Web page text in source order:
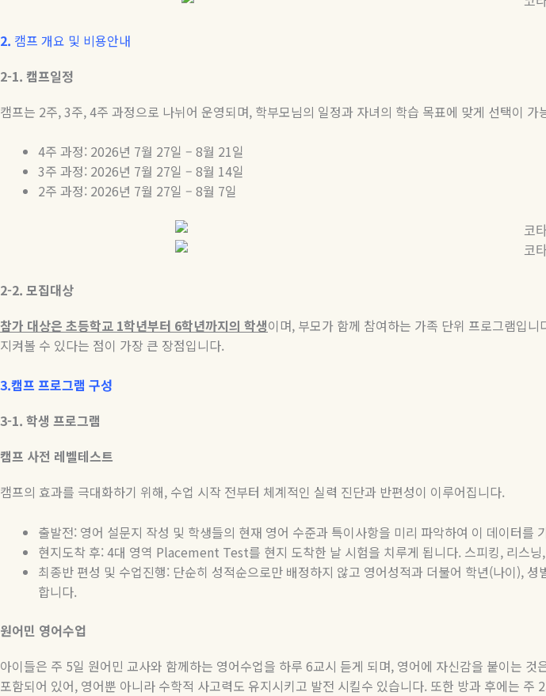
2. 캠프 개요 및 비용안내
2-1. 캠프일정
캠프는 2주, 3주, 4주 과정으로 나뉘어 운영되며, 학부모님의 일정과 자녀의 학습 목표에 맞게 선택이 가
4주 과정: 2026년 7월 27일 – 8월 21일
3주 과정: 2026년 7월 27일 – 8월 14일
2주 과정: 2026년 7월 27일 – 8월 7일
2-2. 모집대상
참가 대상은 초등학교 1학년부터 6학년까지의 학생이며, 부모가 함께 참여하는 가족 단위 프로그램입니
지켜볼 수 있다는 점이 가장 큰 장점입니다.
3.캠프 프로그램 구성
3-1. 학생 프로그램
캠프 사전 레벨테스트
캠프의 효과를 극대화하기 위해, 수업 시작 전부터 체계적인 실력 진단과 반편성이 이루어집니다.
출발전: 영어 설문지 작성 및 학생들의 현재 영어 수준과 특이사항을 미리 파악하여 이 데이터
현지도착 후: 4대 영역 Placement Test를 현지 도착한 날 시험을 치루게 됩니다. 스피킹, 리스닝,
최종반 편성 및 수업진행: 단순히 성적순으로만 배정하지 않고 영어성적과 더불어 학년(나이), 셩
합니다.
원어민 영어수업
아이들은 주 5일 원어민 교사와 함께하는 영어수업을 하루 6교시 듣게 되며, 영어에 자신감을 붙이는 것
포함되어 있어, 영어뿐 아니라 수학적 사고력도 유지시키고 발전 시킬수 있습니다. 또한 방과 후에는 주 2